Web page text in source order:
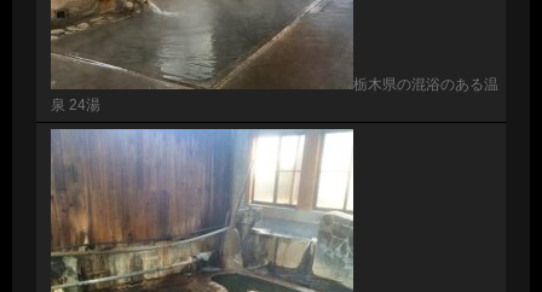
栃木県の混浴のある温
泉 24湯